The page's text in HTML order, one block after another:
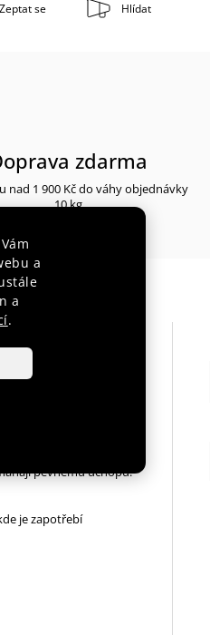
a
a
.
Zeptat se Hlídat
zdarma
nad 1 900 Kč do váhy objednávky
10 kg
Míč neodskakuje a
je označení "slam".
prodlužuje výdrž.
pevnému úchopu.
je zapotřebí